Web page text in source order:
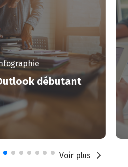
débutant
Voir plus